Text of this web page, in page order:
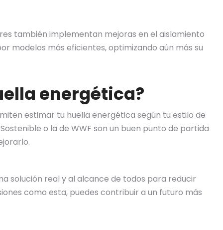
también implementan mejoras en el aislamiento
modelos más eficientes, optimizando aún más su
energética?
estimar tu huella energética según tu estilo de
o la de WWF son un buen punto de partida
solución real y al alcance de todos para reducir
como esta, puedes contribuir a un futuro más